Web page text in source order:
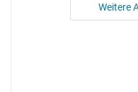
Weitere